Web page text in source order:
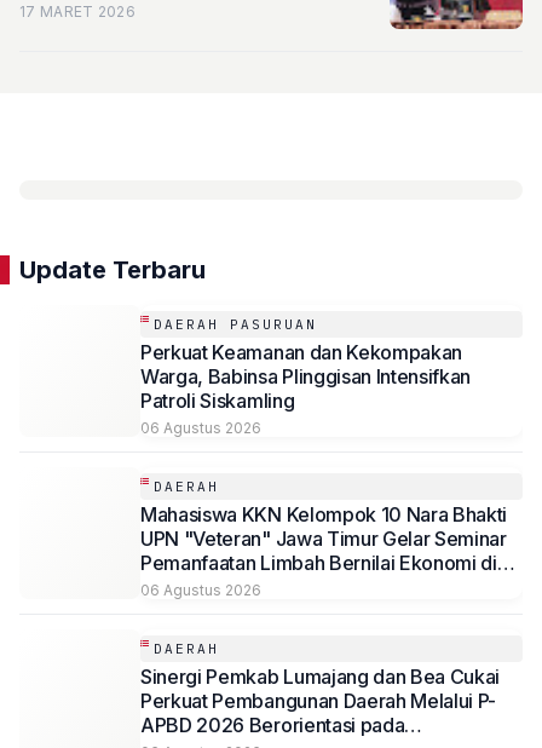
17 MARET 2026
Update Terbaru
DAERAH PASURUAN
Perkuat Keamanan dan Kekompakan
Warga, Babinsa Plinggisan Intensifkan
Patroli Siskamling
06 Agustus 2026
DAERAH
Mahasiswa KKN Kelompok 10 Nara Bhakti
UPN "Veteran" Jawa Timur Gelar Seminar
Pemanfaatan Limbah Bernilai Ekonomi di
Desa Mojoduwur
06 Agustus 2026
DAERAH
Sinergi Pemkab Lumajang dan Bea Cukai
Perkuat Pembangunan Daerah Melalui P-
APBD 2026 Berorientasi pada